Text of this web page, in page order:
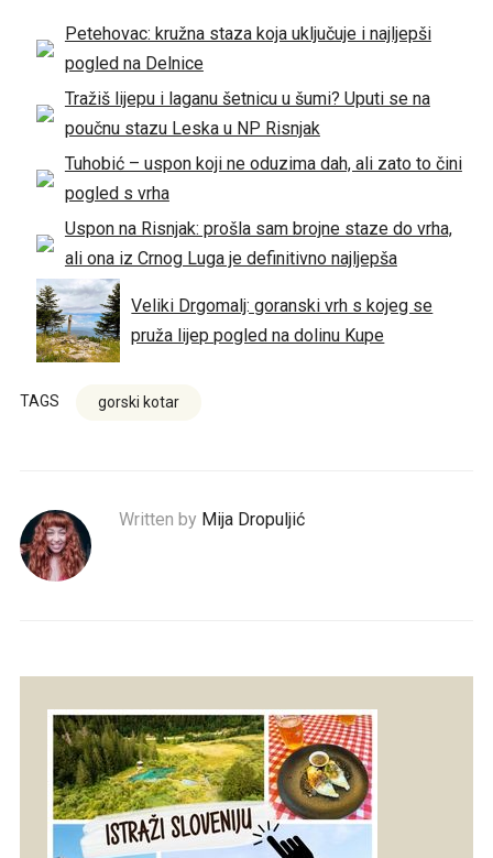
Petehovac: kružna staza koja uključuje i najljepši
pogled na Delnice
Tražiš lijepu i laganu šetnicu u šumi? Uputi se na
poučnu stazu Leska u NP Risnjak
Tuhobić – uspon koji ne oduzima dah, ali zato to čini
pogled s vrha
Uspon na Risnjak: prošla sam brojne staze do vrha,
ali ona iz Crnog Luga je definitivno najljepša
Veliki Drgomalj: goranski vrh s kojeg se
pruža lijep pogled na dolinu Kupe
TAGS gorski kotar
Written by Mija Dropuljić